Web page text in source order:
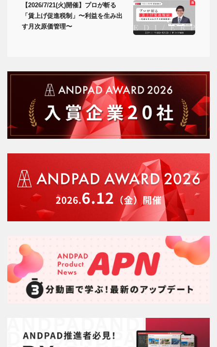
【2026/7/21(火)開催】プロが斬る
「賃上げ促進税制」〜利益を生み出
す月次原価管理〜